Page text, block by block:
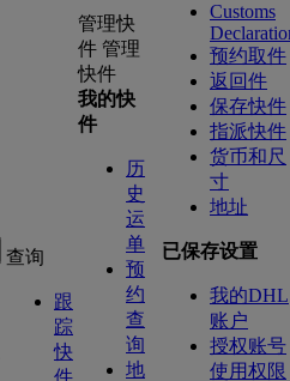
查询
跟
踪
快
件
管理快
件 管理
快件
我的快
件
历
史
运
单
预
约
查
询
地
Customs
预约取件
返回件
保存快件
指派快件
货币和尺
寸
地址
已保存设置
我的DHL
账户
授权账号
使用权限